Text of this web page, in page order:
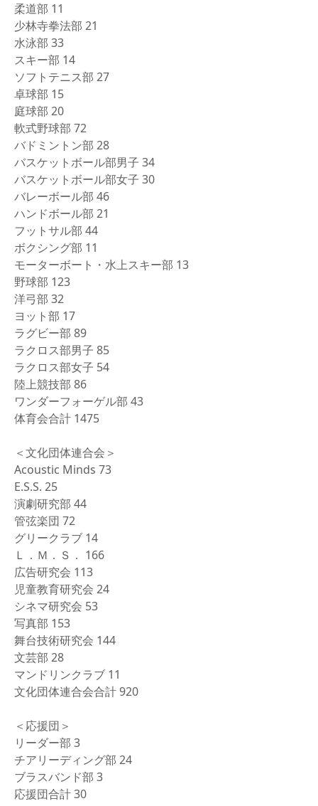
柔道部 11
少林寺拳法部 21
水泳部 33
スキー部 14
ソフトテニス部 27
卓球部 15
庭球部 20
軟式野球部 72
バドミントン部 28
バスケットボール部男子 34
バスケットボール部女子 30
バレーボール部 46
ハンドボール部 21
フットサル部 44
ボクシング部 11
モーターボート・水上スキー部 13
野球部 123
洋弓部 32
ヨット部 17
ラグビー部 89
ラクロス部男子 85
ラクロス部女子 54
陸上競技部 86
ワンダーフォーゲル部 43
体育会合計 1475
＜文化団体連合会＞
Acoustic Minds 73
E.S.S. 25
演劇研究部 44
管弦楽団 72
グリークラブ 14
Ｌ．Ｍ．Ｓ． 166
広告研究会 113
児童教育研究会 24
シネマ研究会 53
写真部 153
舞台技術研究会 144
文芸部 28
マンドリンクラブ 11
文化団体連合会合計 920
＜応援団＞
リーダー部 3
チアリーディング部 24
ブラスバンド部 3
応援団合計 30